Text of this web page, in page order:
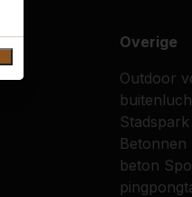
Overige
Outdoor
Stadspark
Betonnen
beton